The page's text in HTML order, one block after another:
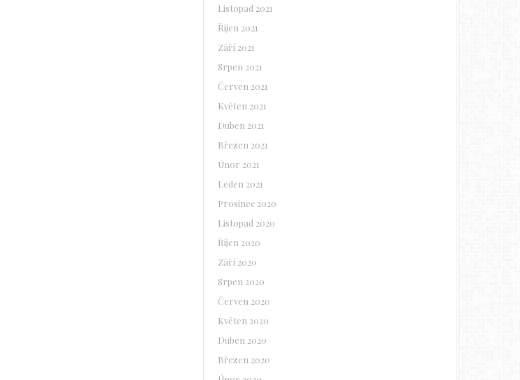
Listopad 2021
Říjen 2021
Září 2021
Srpen 2021
Červen 2021
Květen 2021
Duben 2021
Březen 2021
Únor 2021
Leden 2021
Prosinec 2020
Listopad 2020
Říjen 2020
Září 2020
Srpen 2020
Červen 2020
Květen 2020
Duben 2020
Březen 2020